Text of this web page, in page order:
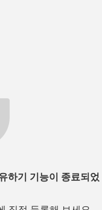
하기 기능이 종료되었